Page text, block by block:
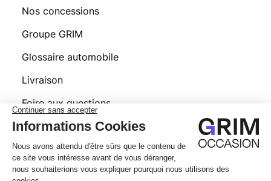
Nos concessions
Groupe GRIM
Glossaire automobile
Livraison
Foire aux questions
© 2026 Grim Occasion